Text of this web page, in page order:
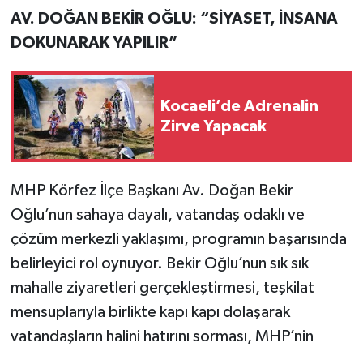
AV. DOĞAN BEKİR OĞLU: “SİYASET, İNSANA
DOKUNARAK YAPILIR”
Kocaeli’de Adrenalin
Zirve Yapacak
MHP Körfez İlçe Başkanı Av. Doğan Bekir
Oğlu’nun sahaya dayalı, vatandaş odaklı ve
çözüm merkezli yaklaşımı, programın başarısında
belirleyici rol oynuyor. Bekir Oğlu’nun sık sık
mahalle ziyaretleri gerçekleştirmesi, teşkilat
mensuplarıyla birlikte kapı kapı dolaşarak
vatandaşların halini hatırını sorması, MHP’nin